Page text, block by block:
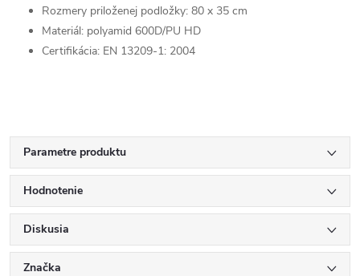
Rozmery priloženej podložky: 80 x 35 cm
Materiál: polyamid 600D/PU HD
Certifikácia: EN 13209-1: 2004
Parametre produktu
Hodnotenie
Diskusia
Značka